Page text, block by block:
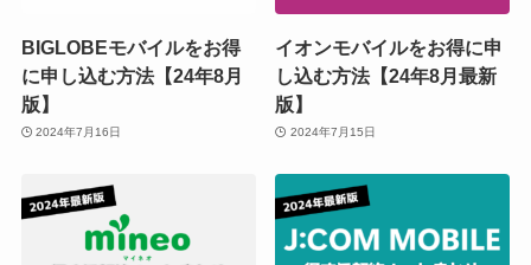
BIGLOBEモバイルをお得
に申し込む方法【24年8月
版】
2024年7月16日
イオンモバイルをお得に申
し込む方法【24年8月最新
版】
2024年7月15日